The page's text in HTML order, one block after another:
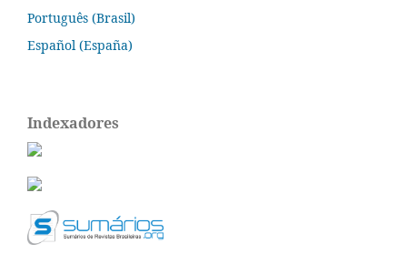
Português (Brasil)
Español (España)
Indexadores